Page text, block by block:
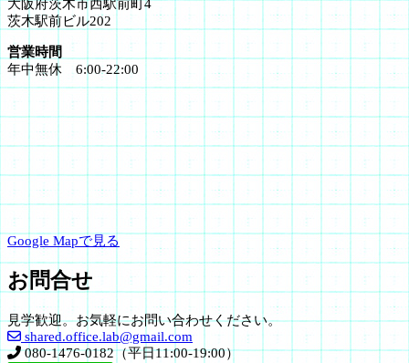
大阪府茨木市西駅前町4
茨木駅前ビル202
営業時間
年中無休 6:00-22:00
Google Mapで見る
お問合せ
見学歓迎。お気軽にお問い合わせください。
shared.office.lab@gmail.com
080-1476-0182（平日11:00-19:00）